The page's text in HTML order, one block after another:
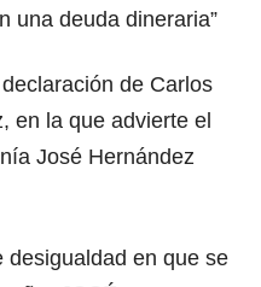
una deuda dineraria”
de Carlos
en la que advierte el
José Hernández
desigualdad en que se